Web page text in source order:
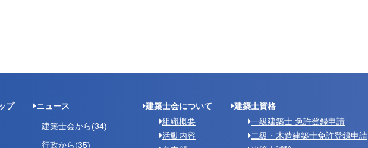
プ ニュース
建築士会から(34)
行政から(35)
建築士会について
組織概要
活動内容
建築士資格
一級建築士 免許登録申請
二級・木造建築士免許登録申請